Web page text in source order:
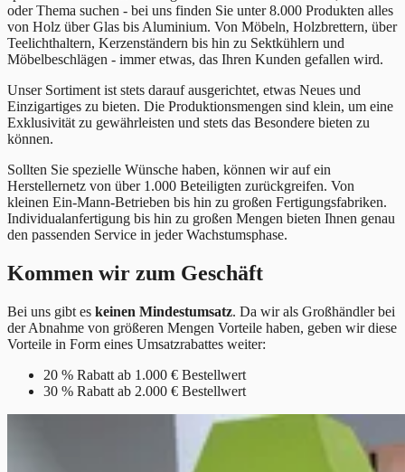
oder Thema suchen - bei uns finden Sie unter 8.000 Produkten alles
von Holz über Glas bis Aluminium. Von Möbeln, Holzbrettern, über
Teelichthaltern, Kerzenständern bis hin zu Sektkühlern und
Möbelbeschlägen - immer etwas, das Ihren Kunden gefallen wird.
Unser Sortiment ist stets darauf ausgerichtet, etwas Neues und
Einzigartiges zu bieten. Die Produktionsmengen sind klein, um eine
Exklusivität zu gewährleisten und stets das Besondere bieten zu
können.
Sollten Sie spezielle Wünsche haben, können wir auf ein
Herstellernetz von über 1.000 Beteiligten zurückgreifen. Von
kleinen Ein-Mann-Betrieben bis hin zu großen Fertigungsfabriken.
Individualanfertigung bis hin zu großen Mengen bieten Ihnen genau
den passenden Service in jeder Wachstumsphase.
Kommen wir zum Geschäft
Bei uns gibt es keinen Mindestumsatz. Da wir als Großhändler bei
der Abnahme von größeren Mengen Vorteile haben, geben wir diese
Vorteile in Form eines Umsatzrabattes weiter:
20 % Rabatt ab 1.000 € Bestellwert
30 % Rabatt ab 2.000 € Bestellwert